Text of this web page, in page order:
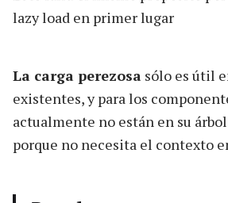
lazy load en primer lugar
La carga perezosa sólo es útil
existentes, y para los
actualmente no están en su
porque no necesita el contexto